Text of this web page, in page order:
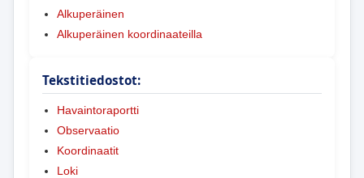
Alkuperäinen
Alkuperäinen koordinaateilla
Tekstitiedostot:
Havaintoraportti
Observaatio
Koordinaatit
Loki